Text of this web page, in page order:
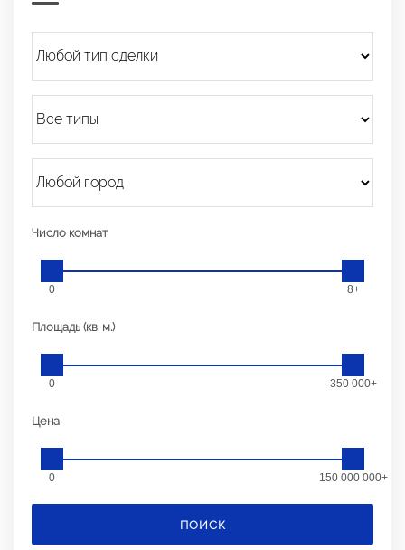
Число комнат
0 8+
Площадь (кв. м.)
0 350 000+
Цена
0 150 000 000+
ПОИСК